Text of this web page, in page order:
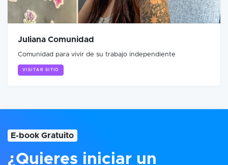
Juliana Comunidad
Comunidad para vivir de su trabajo independiente
VISITAR SITIO
E-book Gratuito
¿Quieres iniciar un